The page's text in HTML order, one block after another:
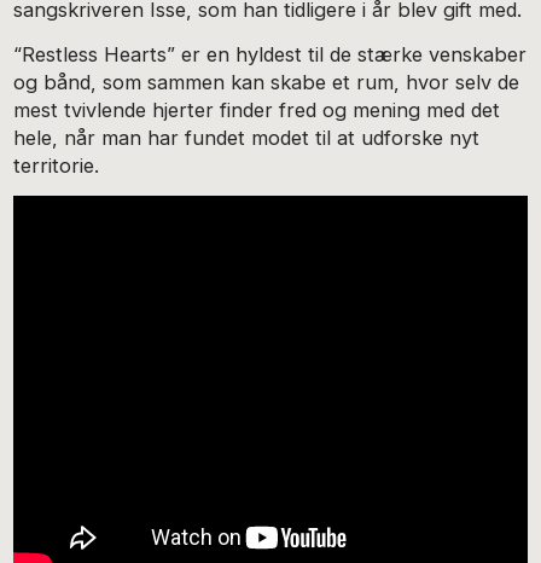
sangskriveren Isse, som han tidligere i år blev gift med.
“Restless Hearts” er en hyldest til de stærke venskaber
og bånd, som sammen kan skabe et rum, hvor selv de
mest tvivlende hjerter finder fred og mening med det
hele, når man har fundet modet til at udforske nyt
territorie.